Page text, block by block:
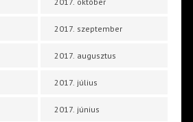
2017. szeptember
2017. augusztus
2017. július
2017. június